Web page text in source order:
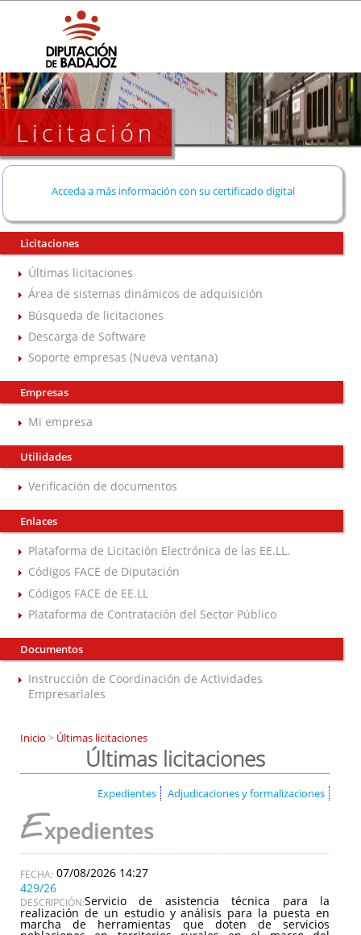
Licitación
Acceda a más información con su certificado digital
Licitaciones
Últimas licitaciones
Área de sistemas dinámicos de adquisición
Búsqueda de licitaciones
Descarga de Software
Soporte empresas (Nueva ventana)
Empresas
Mi empresa
Utilidades
Verificación de documentos
Enlaces
Plataforma de Licitación Electrónica de las EE.LL.
Códigos FACE de Diputación
Códigos FACE de EE.LL
Plataforma de Contratación del Sector Público
Documentos
Instrucción de Coordinación de Actividades
Empresariales
Inicio > Últimas licitaciones
Últimas licitaciones
Expedientes Adjudicaciones y formalizaciones
Expedientes
07/08/2026 14:27
429/26
DESCRIPCIÓN:Servicio de asistencia técnica para la
realización de un estudio y análisis para la puesta en
marcha de herramientas que doten de servicios